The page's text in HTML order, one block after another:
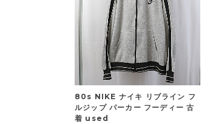
80s NIKE ナイキ リブライン フ
ルジップ パーカー フーディー 古
着 used